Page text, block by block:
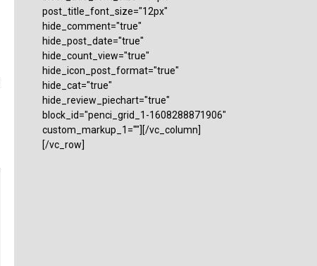
post_title_font_size="12px"
hide_comment="true"
hide_post_date="true"
hide_count_view="true"
hide_icon_post_format="true"
hide_cat="true"
hide_review_piechart="true"
block_id="penci_grid_1-1608288871906"
custom_markup_1=""][/vc_column]
[/vc_row]